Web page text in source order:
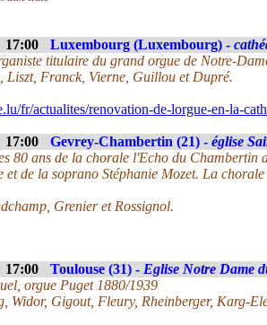
17:00 Luxembourg (Luxembourg) -
titulaire du grand orgue de Notre-
Liszt, Franck, Vierne, Guillou et Dupré.
fr/actualites/renovation-de-lorgue-en-la-
17:00 Gevrey-Chambertin (21) - église
80 ans de la chorale l'Echo du Chambertin
et de la soprano Stéphanie Mozet. La
Grenier et Rossignol.
17:00 Toulouse (31) - Eglise Notre Dame
orgue Puget 1880/1939
Widor, Gigout, Fleury, Rheinberger, Karg-